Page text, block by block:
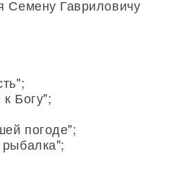
Семену Гавриловичу
Богу";
погоде";